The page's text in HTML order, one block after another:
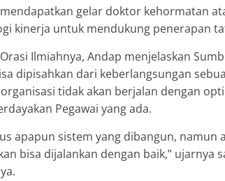
gelar doktor kehormatan
kinerja untuk mendukung penerapan
Ilmiahnya, Andap menjelaskan
dipisahkan dari keberlangsungan
tidak akan berjalan dengan
Pegawai yang ada.
apapun sistem yang dibangun,
bisa dijalankan dengan baik,” ujarnya